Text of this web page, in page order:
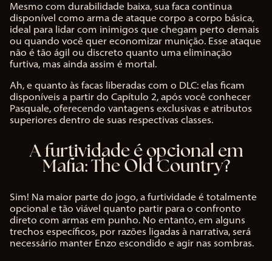
Mesmo com durabilidade baixa, sua faca continua
disponível como arma de ataque corpo a corpo básica,
ideal para lidar com inimigos que chegam perto demais
ou quando você quer economizar munição. Esse ataque
não é tão ágil ou discreto quanto uma eliminação
furtiva, mas ainda assim é mortal.
Ah, e quanto às facas liberadas com o DLC: elas ficam
disponíveis a partir do Capítulo 2, após você conhecer
Pasquale, oferecendo vantagens exclusivas e atributos
superiores dentro de suas respectivas classes.
A furtividade é opcional em
Mafia: The Old Country?
Sim! Na maior parte do jogo, a furtividade é totalmente
opcional e tão viável quanto partir para o confronto
direto com armas em punho. No entanto, em alguns
trechos específicos, por razões ligadas à narrativa, será
necessário manter Enzo escondido e agir nas sombras.